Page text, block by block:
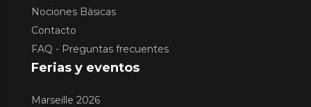
Nociones Básicas
Contacto
FAQ - Preguntas frecuentes
Ferias y eventos
Marseille 2026